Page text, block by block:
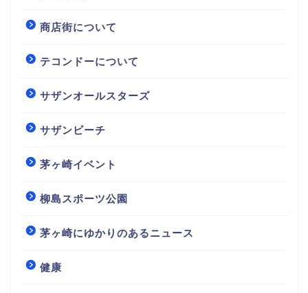
商店街について
テコンドーについて
サザンオールスターズ
サザンビーチ
茅ヶ崎イベント
柳島スポーツ公園
茅ヶ崎にゆかりのあるニュース
健康